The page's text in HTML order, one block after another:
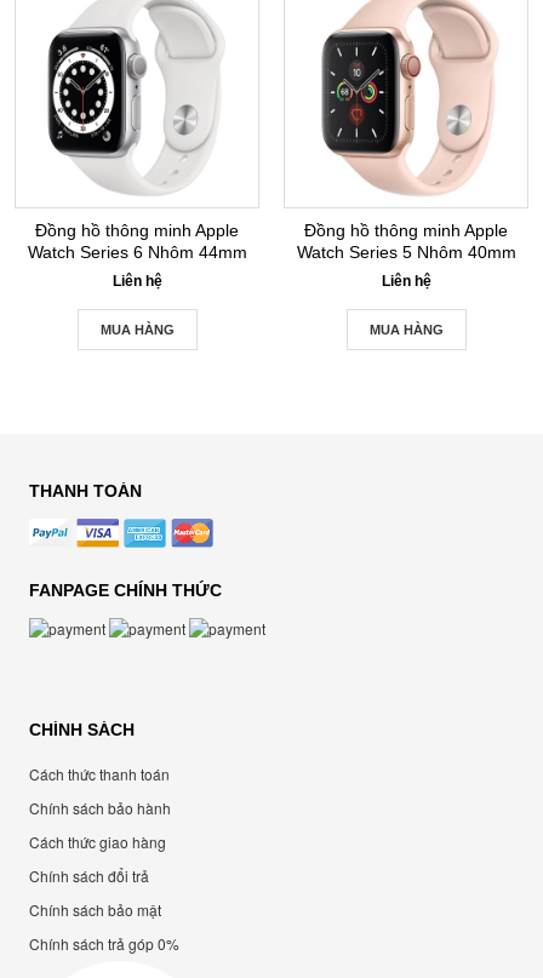
Đồng hồ thông minh Apple
Watch Series 6 Nhôm 44mm
GPS Silver New Seal
Liên hệ
MUA HÀNG
Đồng hồ thông minh Apple
Watch Series 5 Nhôm 40mm
GPS+LTE Gold New Seal
Liên hệ
MUA HÀNG
THANH TOÁN
FANPAGE CHÍNH THỨC
CHÍNH SÁCH
Cách thức thanh toán
Chính sách bảo hành
Cách thức giao hàng
Chính sách đổi trả
Chính sách bảo mật
Chính sách trả góp 0%